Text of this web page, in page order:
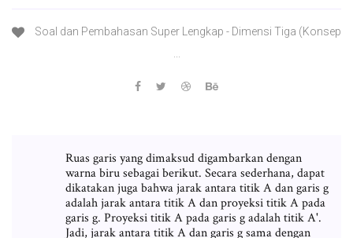
Soal dan Pembahasan Super Lengkap - Dimensi Tiga (Konsep
Ruas garis yang dimaksud digambarkan dengan
warna biru sebagai berikut. Secara sederhana, dapat
dikatakan juga bahwa jarak antara titik A dan garis g
adalah jarak antara titik A dan proyeksi titik A pada
garis g. Proyeksi titik A pada garis g adalah titik A'.
Jadi, jarak antara titik A dan garis g sama dengan